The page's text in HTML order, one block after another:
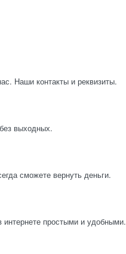
Наши контакты и реквизиты.
выходных.
сможете вернуть деньги.
простыми и удобными.